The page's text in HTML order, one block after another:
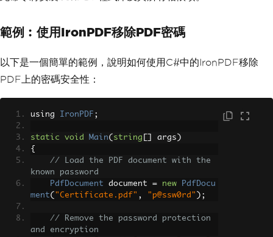
範例︰使用IronPDF移除PDF密碼
以下是一個簡單的範例，說明如何使用C#中的IronPDF移除
PDF上的密碼安全性：
using IronPDF ;
static void Main( string args )
{
// Load the PDF document with the
known password
PdfDocument document = new
PdfDocu
ment( "Certificate.pdf" , "p@ssw0rd" );
// Remove the password protection
and encryption